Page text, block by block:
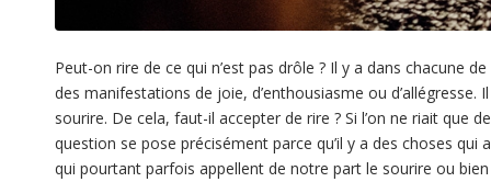
Peut-on rire de ce qui n’est pas drôle ? Il y a dans chacune
des manifestations de joie, d’enthousiasme ou
sourire. De cela, faut-il accepter de rire ? Si l’on ne riait que
question se pose précisément parce qu’il y a des choses
qui pourtant parfois appellent de notre part le sourire ou